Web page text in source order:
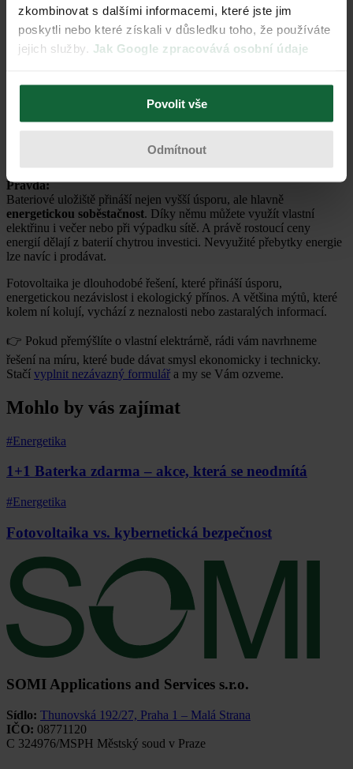
zkombinovat s dalšími informacemi, které jste jim
poskytli nebo které získali v důsledku toho, že používáte
jejich služby. Jak Google zpracovává osobní údaje
Povolit vše
Odmítnout
Mýtus 4: „Fotovoltaika je příliš drahá“
Pravda:
obvykle pohybuje mezi 6–10 lety, přičemž systém pak ještě dalších
15–20 let vyrábí levnou elektřinu.
Mýtus 5: „Baterie je zbytečná, nikdy se
Pravda:
Bateriové uložiště přináší nejen vyšší úsporu, ale hlavně
energetickou soběstačnost. Díky němu můžete využít vlastní
elektřinu i večer nebo při výpadku sítě. A právě rostoucí ceny
energií dělají z baterií chytrou investici. Nevyužité přebytky energie
lze navíc i prodávat.
Fotovoltaika je dlouhodobé řešení, které přináší úsporu,
energetickou nezávislost i ekologický přínos. A většina mýtů, které
kolem ní kolují, vychází z neznalosti nebo zastaralých informací.
👉 Pokud přemýšlíte o vlastní elektrárně, rádi vám navrhneme
řešení na míru, které bude dávat smysl ekonomicky i technicky.
Stačí vyplnit nezávazný formulář a my se Vám ozveme.
Mohlo by vás zajímat
#Energetika
1+1 Baterka zdarma – akce, která se neodmítá
#Energetika
Fotovoltaika vs. kybernetická bezpečnost
SOMI Applications and Services s.r.o.
Sídlo: Thunovská 192/27, Praha 1 – Malá Strana
IČO: 08771120
C 324976/MSPH Městský soud v Praze